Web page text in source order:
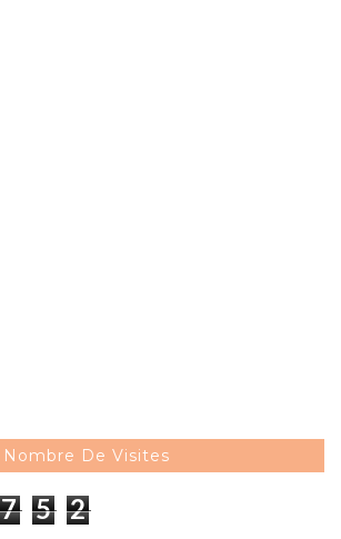
Nombre De Visites
7 5 2